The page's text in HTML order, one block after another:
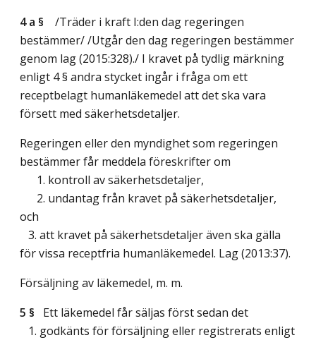
4 a §
/Träder i kraft I:den dag regeringen
bestämmer//Utgår den dag regeringen bestämmer
genom lag (2015:328)./ I kravet på tydlig märkning
enligt 4 § andra stycket ingår i fråga om ett
receptbelagt humanläkemedel att det ska vara
försett med säkerhetsdetaljer.
Regeringen eller den myndighet som regeringen
bestämmer får meddela föreskrifter om
1. kontroll av säkerhetsdetaljer,
2. undantag från kravet på säkerhetsdetaljer,
och
3. att kravet på säkerhetsdetaljer även ska gälla
för vissa receptfria humanläkemedel. Lag (2013:37).
Försäljning av läkemedel, m. m.
5 § Ett läkemedel får säljas först sedan det
1. godkänts för försäljning eller registrerats enligt